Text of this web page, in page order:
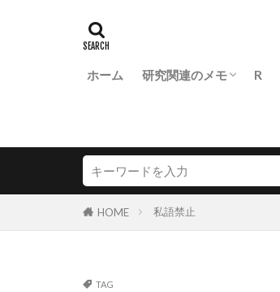
ホーム 研究関連のメモ R
HOME 私語禁止
TAG